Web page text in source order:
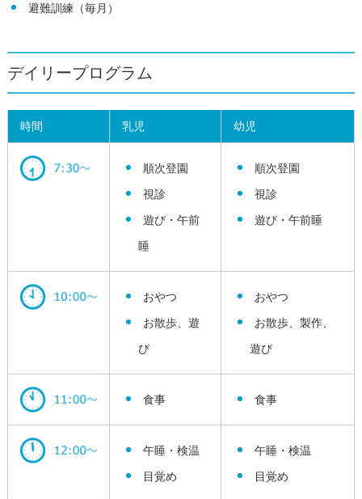
避難訓練（毎月）
デイリープログラム
時間 乳児 幼児
順次登園
視診
遊び・午前
睡
順次登園
視診
遊び・午前睡
おやつ
お散歩、遊
び
おやつ
お散歩、製作、
遊び
食事 食事
午睡・検温
目覚め
午睡・検温
目覚め